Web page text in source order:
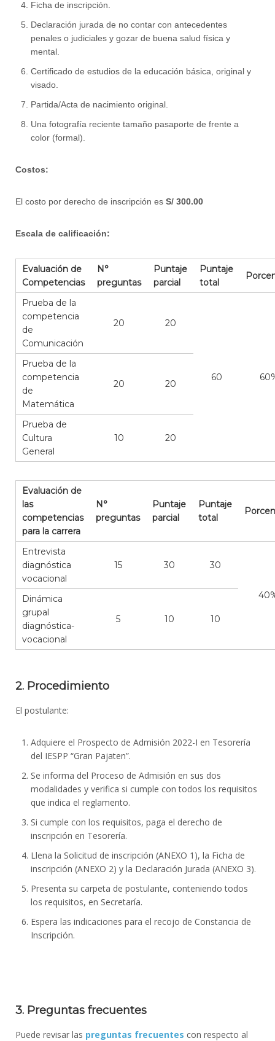
Ficha de inscripción.
Declaración jurada de no contar con antecedentes
penales o judiciales y gozar de buena salud física y
mental.
Certificado de estudios de la educación básica, original y
visado.
Partida/Acta de nacimiento original.
Una fotografía reciente tamaño pasaporte de frente a
color (formal).
Costos:
El costo por derecho de inscripción es S/ 300.00
Escala de calificación:
Evaluación de
Competencias
N°
preguntas
Puntaje
parcial
Puntaje
total
Prueba de la
competencia
de
Comunicación
20 20
60
Prueba de la
competencia
de
Matemática
20 20
Prueba de
Cultura
General
10 20
Evaluación de
las
competencias
para la carrera
N°
preguntas
Puntaje
parcial
Puntaje
total
Entrevista
diagnóstica
vocacional
15 30 30
Dinámica
grupal
diagnóstica-
vocacional
5 10 10
2. Procedimiento
El postulante:
Adquiere el Prospecto de Admisión 2022-I en Tesorería
del IESPP “Gran Pajaten”.
Se informa del Proceso de Admisión en sus dos
modalidades y verifica si cumple con todos los requisitos
que indica el reglamento.
Si cumple con los requisitos, paga el derecho de
inscripción en Tesorería.
Llena la Solicitud de inscripción (ANEXO 1), la Ficha de
inscripción (ANEXO 2) y la Declaración Jurada (ANEXO 3).
Presenta su carpeta de postulante, conteniendo todos
los requisitos, en Secretaría.
Espera las indicaciones para el recojo de Constancia de
Inscripción.
3. Preguntas frecuentes
Puede revisar las preguntas frecuentes con respecto al